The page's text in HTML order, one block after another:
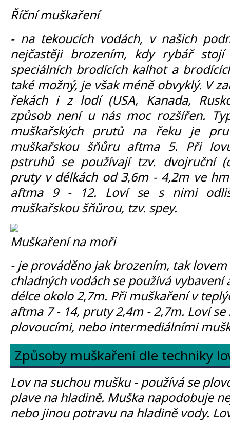
Říční muškaření
- na tekoucích vodách, v našich
nejčastěji brozením, kdy rybář
speciálních brodících kalhot a
také možný, je však méně obvyklý. V
řekách i z lodí (USA, Kanada,
způsob není u nás moc rozšířen.
muškařských prutů na řeku je
muškařskou šňůru aftma 5. Při
pstruhů se používají tzv. dvojruční
pruty v délkách od 3,6m - 4,2m ve
aftma 9 - 12. Loví se s nimi
muškařskou šňůrou, tzv. spey.
Muškaření na moři
- je prováděno jak brozením, tak
chladných vodách se používá
délce okolo 2,7m. Při muškaření v
aftma 7 - 14, pruty 2,4m - 2,7m. Loví se
plovoucími, nebo intermediálními
Způsoby muškaření dle techniky
Lov na suchou mušku - používá se
plave na hladině. Muška napodobuje
nebo jinou potravu na hladině vody.